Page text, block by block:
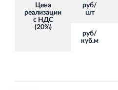
Цена
реализации
с НДС
(20%)
руб/
шт
руб/
куб.м